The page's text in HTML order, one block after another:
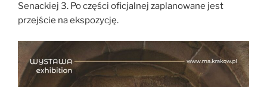
Senackiej 3. Po części oficjalnej zaplanowane jest
przejście na ekspozycję.